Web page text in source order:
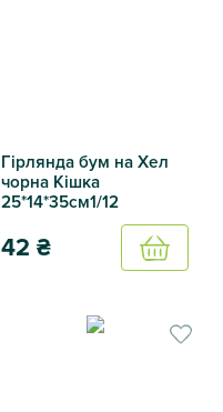
Гірлянда бум на Хел
чорна Кішка
25*14*35см1/12
42 ₴
Купить